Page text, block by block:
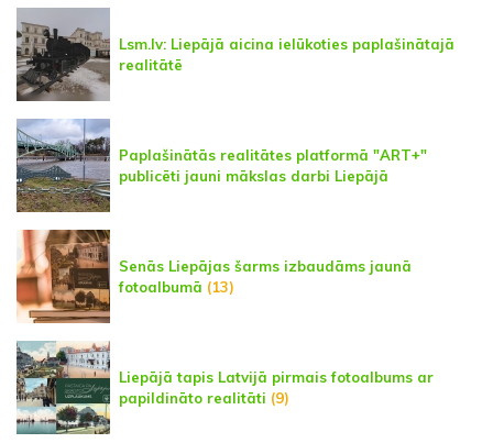
Lsm.lv: Liepājā aicina ielūkoties paplašinātajā
realitātē
Paplašinātās realitātes platformā "ART+"
publicēti jauni mākslas darbi Liepājā
Senās Liepājas šarms izbaudāms jaunā
fotoalbumā (13)
Liepājā tapis Latvijā pirmais fotoalbums ar
papildināto realitāti (9)